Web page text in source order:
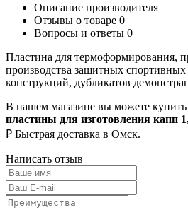
Описание производителя
Отзывы о товаре 0
Вопросы и ответы 0
Пластина для термоформирования,
производства защитных
конструкций, дубликатов
В нашем магазине вы можете купить
пластины для изготовления капп
₽ Быстрая доставка в Омск.
Написать отзыв